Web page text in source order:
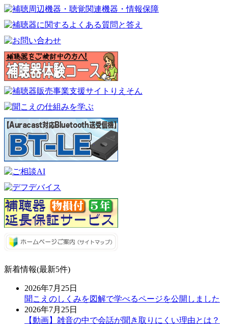
新着情報(最新5件)
2026年7月25日
聞こえのしくみを図解で学べるページを公開しました
2026年7月25日
【動画】雑音の中で会話が聞き取りにくい理由とは？